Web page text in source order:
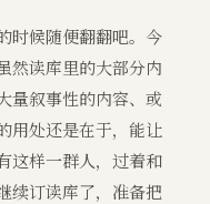
时候随便翻翻吧。今
然读库里的大部分内
量叙事性的内容、或
用处还是在于，能让
这样一群人，过着和
续订读库了，准备把